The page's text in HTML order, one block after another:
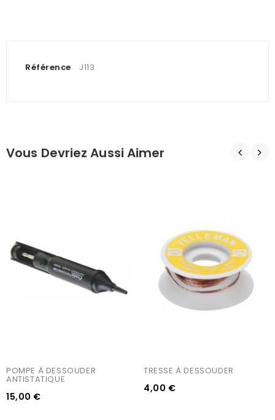
Référence J113
Vous Devriez Aussi Aimer
POMPE À DESSOUDER
ANTISTATIQUE
15,00 €
TRESSE À DESSOUDER
4,00 €